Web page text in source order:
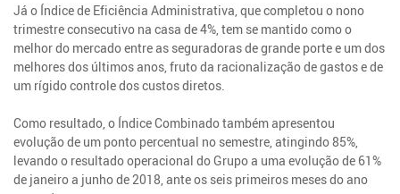
Já o Índice de Eficiência Administrativa, que completou o nono
trimestre consecutivo na casa de 4%, tem se mantido como o
melhor do mercado entre as seguradoras de grande porte e um dos
melhores dos últimos anos, fruto da racionalização de gastos e de
um rígido controle dos custos diretos.
Como resultado, o Índice Combinado também apresentou
evolução de um ponto percentual no semestre, atingindo 85%,
levando o resultado operacional do Grupo a uma evolução de 61%
de janeiro a junho de 2018, ante os seis primeiros meses do ano